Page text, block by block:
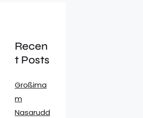
Recen
t Posts
Großima
m
Nasarudd